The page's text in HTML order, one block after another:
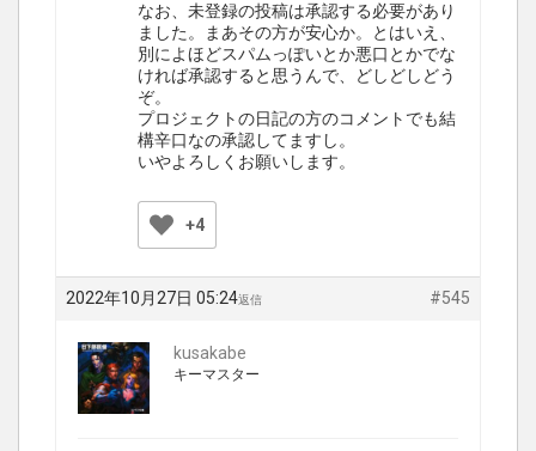
なお、未登録の投稿は承認する必要があり
ました。まあその方が安心か。とはいえ、
別によほどスパムっぽいとか悪口とかでな
ければ承認すると思うんで、どしどしどう
ぞ。
プロジェクトの日記の方のコメントでも結
構辛口なの承認してますし。
いやよろしくお願いします。
+4
2022年10月27日 05:24 #545
返信
kusakabe
キーマスター